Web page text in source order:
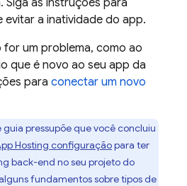
Siga as instruções para
evitar a inatividade do app.
for um problema, como ao
que é novo ao seu app da
para conectar um novo
pressupõe que você concluiu
Hosting configuraçãopara ter
back-end no seu projeto do
fundamentos sobre tipos de